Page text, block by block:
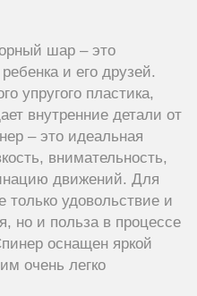
шар – это
и его друзей.
упругого пластика,
внутренние детали от
– это идеальная
внимательность,
движений. Для
только удовольствие и
но и польза в процессе
оснащен яркой
очень легко